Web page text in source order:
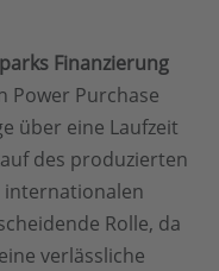
Finanzierung
Power Purchase
über eine Laufzeit
des produzierten
internationalen
Rolle, da
verlässliche